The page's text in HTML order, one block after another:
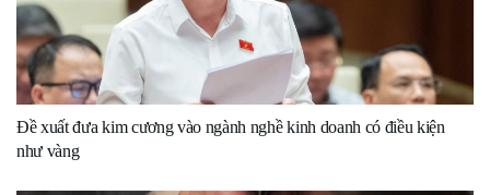
Đề xuất đưa kim cương vào ngành nghề kinh doanh có điều kiện
như vàng